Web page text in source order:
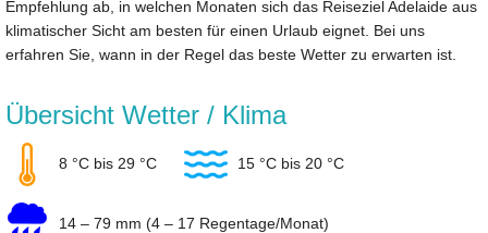
Empfehlung ab, in welchen Monaten sich das Reiseziel Adelaide aus
klimatischer Sicht am besten für einen Urlaub eignet. Bei uns
erfahren Sie, wann in der Regel das beste Wetter zu erwarten ist.
Übersicht Wetter / Klima
8 °C bis 29 °C 15 °C bis 20 °C
14 – 79 mm (4 – 17 Regentage/Monat)